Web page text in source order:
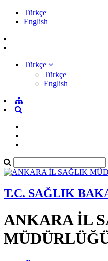
Türkçe
English
Türkçe
Türkçe
English
T.C. SAĞLIK
ANKARA İL